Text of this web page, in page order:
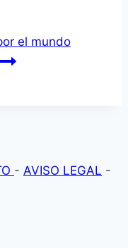
el mundo
- AVISO LEGAL -